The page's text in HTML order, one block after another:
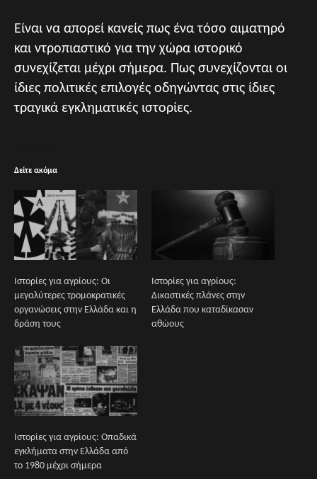
Είναι να απορεί κανείς πως ένα τόσο αιματηρό
και ντροπιαστικό για την χώρα ιστορικό
συνεχίζεται μέχρι σήμερα. Πως συνεχίζονται οι
ίδιες πολιτικές επιλογές οδηγώντας στις ίδιες
τραγικά εγκληματικές ιστορίες.
Δείτε ακόμα
Ιστορίες για αγρίους: Οι
μεγαλύτερες τρομοκρατικές
οργανώσεις στην Ελλάδα και η
δράση τους
Ιστορίες για αγρίους:
Δικαστικές πλάνες στην
Ελλάδα που καταδίκασαν
αθώους
Ιστορίες για αγρίους: Οπαδικά
εγκλήματα στην Ελλάδα από
το 1980 μέχρι σήμερα